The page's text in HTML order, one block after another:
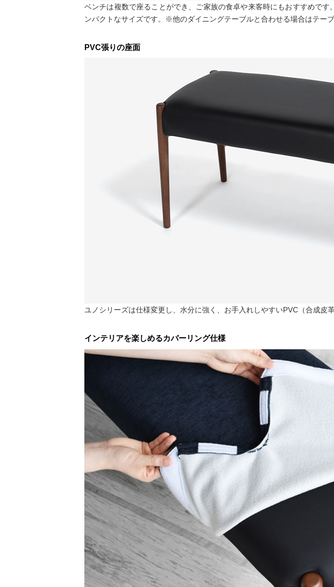
ベンチは複数で座ることができ、ご家族の食卓や来客時にもおすすめで
ンパクトなサイズです。※他のダイニングテーブルと合わせる場合はテー
PVC張りの座面
ユノシリーズは仕様変更し、水分に強く、お手入れしやすいPVC（合成皮
インテリアを楽しめるカバーリング仕様